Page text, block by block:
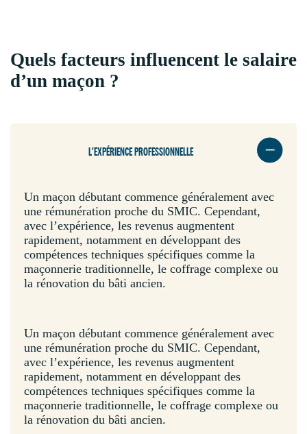
Quels facteurs influencent le salaire
d’un maçon ?
L'EXPÉRIENCE PROFESSIONNELLE
Un maçon débutant commence généralement avec
une rémunération proche du SMIC. Cependant,
avec l’expérience, les revenus augmentent
rapidement, notamment en développant des
compétences techniques spécifiques comme la
maçonnerie traditionnelle, le coffrage complexe ou
la rénovation du bâti ancien.
Un maçon débutant commence généralement avec
une rémunération proche du SMIC. Cependant,
avec l’expérience, les revenus augmentent
rapidement, notamment en développant des
compétences techniques spécifiques comme la
maçonnerie traditionnelle, le coffrage complexe ou
la rénovation du bâti ancien.